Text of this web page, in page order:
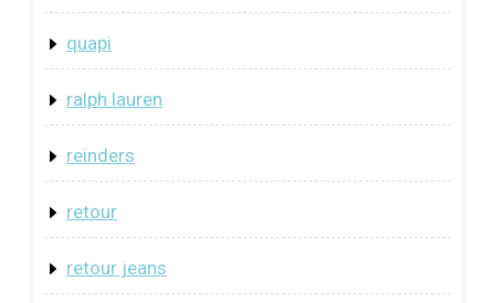
quapi
ralph lauren
reinders
retour
retour jeans